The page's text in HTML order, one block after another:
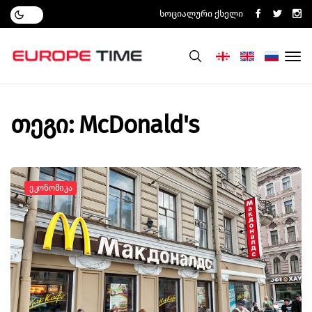
Სოციალური Ქსელი
თეგი: McDonald's
Ეკონომიკა